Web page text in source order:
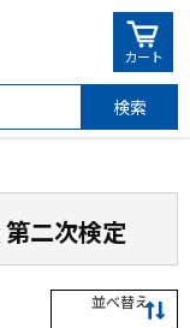
カート
検索
二次検定
並べ替え